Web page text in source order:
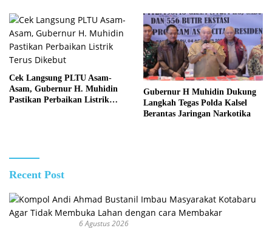
Cek Langsung PLTU Asam-
Asam, Gubernur H. Muhidin
Pastikan Perbaikan Listrik
Gubernur H Muhidin Dukung
Langkah Tegas Polda Kalsel
Berantas Jaringan Narkotika
Recent Post
6 Agustus 2026